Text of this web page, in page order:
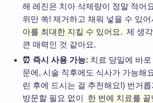
해 레진은 치아 삭제량이 정말 적어
위만 쏙! 제거하고 채워 넣을 수 있어
아를 최대한 지킬 수 있어요. 제 생
큰 매력인 것 같아요.
⏰ 즉시 사용 가능: 치료 당일에 바
문에, 시술 직후에도 식사가 가능해
린 후에 드시는 걸 추천해요!) 번거롭
방문할 필요 없이
한 번에 치료를